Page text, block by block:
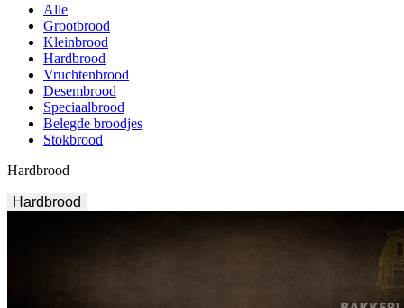
Alle
Grootbrood
Kleinbrood
Hardbrood
Vruchtenbrood
Desembrood
Speciaalbrood
Belegde broodjes
Stokbrood
Hardbrood
Hardbrood